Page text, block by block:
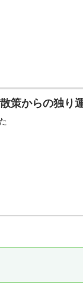
策からの独り